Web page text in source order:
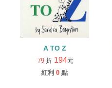
A TO Z
79 折 194元
紅利 0 點